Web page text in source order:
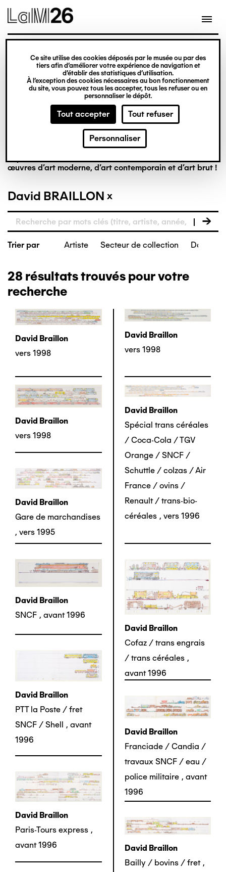
Gestion des cookies
Ce site utilise des cookies déposés par le musée ou par des
tiers afin d’améliorer votre expérience de navigation et
d’établir des statistiques d’utilisation.
À l’exception des cookies nécessaires au bon fonctionnement
du site, vous pouvez tous les accepter, tous les refuser ou en
personnaliser le dépôt.
Tout accepter Tout refuser
Personnaliser
La collection en
ligne
Riche de plus de 8 000 œuvres, la collection du LaM est
œuvres d’art moderne, d’art contemporain et d’art brut !
David BRAILLON
Trier par Artiste Secteur de collection Date de
28 résultats trouvés pour votre
recherche
David Braillon
vers 1998
David Braillon
vers 1998
David Braillon
vers 1998
David Braillon
Spécial trans céréales
/ Coca-Cola / TGV
Orange / SNCF /
Schuttle / colzas / Air
France / ovins /
Renault / trans-bio-
céréales , vers 1996
David Braillon
Gare de marchandises
, vers 1995
David Braillon
SNCF , avant 1996
David Braillon
Cofaz / trans engrais
/ trans céréales ,
avant 1996
David Braillon
PTT la Poste / fret
SNCF / Shell , avant
1996
David Braillon
Franciade / Candia /
travaux SNCF / eau /
police militaire , avant
1996
David Braillon
Paris-Tours express ,
avant 1996
David Braillon
Bailly / bovins / fret ,